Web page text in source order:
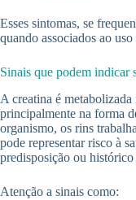
Esses sintomas, se
quando associados ao
Sinais que podem indicar
A creatina é
principalmente na forma
organismo, os rins
pode representar risco à
predisposição ou histórico
Atenção a sinais como: